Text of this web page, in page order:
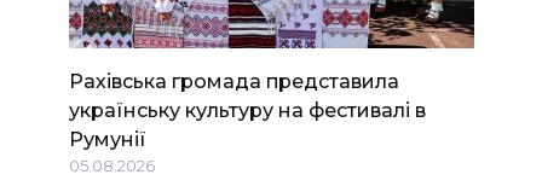
Рахівська громада представила
українську культуру на фестивалі в
Румунії
05.08.2026